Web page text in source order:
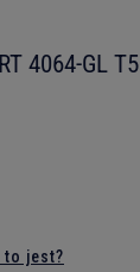
4064-GL T5
to jest?